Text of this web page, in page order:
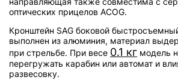
оптических прицелов ACOG.
Кронштейн SAG боковой
выполнен из алюминия, материал
при стрельбе. При весе 0.1 кг модель
перегружать карабин или автомат и
развесовку.